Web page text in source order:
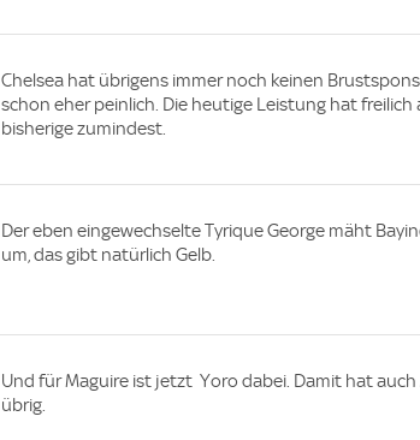
Chelsea hat übrigens immer noch keinen
schon eher peinlich. Die heutige Leistung hat freilich
bisherige zumindest.
Der eben eingewechselte Tyrique George mäht
um, das gibt natürlich Gelb.
Und für Maguire ist jetzt Yoro dabei. Damit hat
übrig.